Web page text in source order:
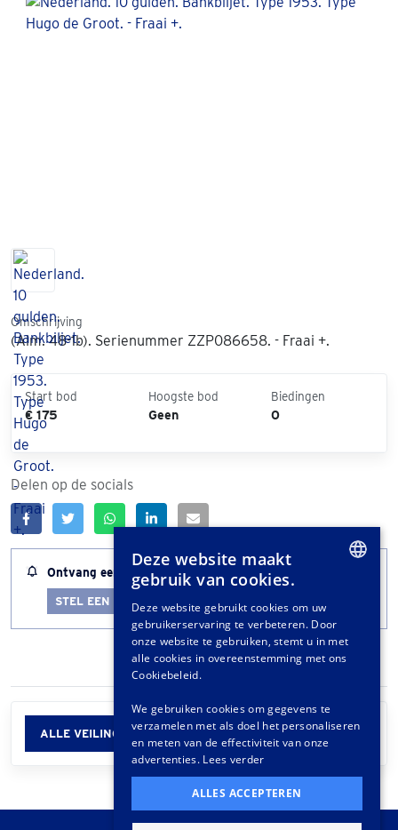
Omschrijving
(Alm. 48-1b). Serienummer ZZP086658. - Fraai +.
Start bod
€ 175
Hoogste bod
Geen
Biedingen
0
Delen op de socials
Ontvang een melding wanneer dit kavel bijna afloopt
STEL EEN LOTALERT IN
ALLE VEILINGINFORMATIE
GERMAN
FRENCH
Deze website maakt
gebruik van cookies.
Deze website gebruikt cookies om uw
gebruikerservaring te verbeteren. Door
onze website te gebruiken, stemt u in met
alle cookies in overeenstemming met ons
Cookiebeleid.
We gebruiken cookies om gegevens te
verzamelen met als doel het personaliseren
en meten van de effectiviteit van onze
advertenties. Lees verder
ALLES ACCEPTEREN